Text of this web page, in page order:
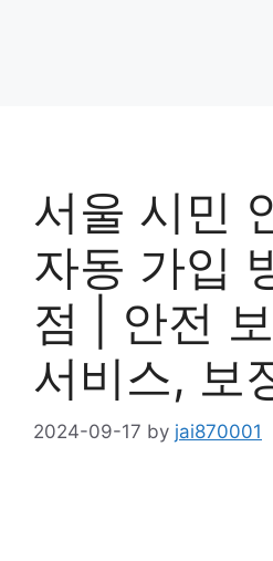
서울 시민
자동 가입
점 | 안전
서비스, 보
2024-09-17 by jai870001